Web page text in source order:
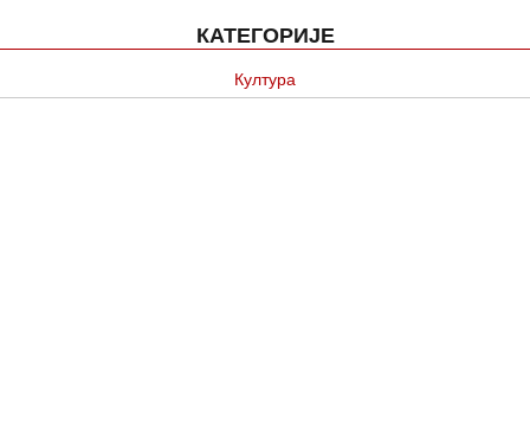
КАТЕГОРИЈЕ
Култура